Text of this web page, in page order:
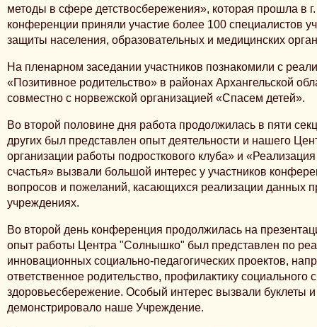
методы в сфере детствосбережения», которая прошла в
конференции приняли участие более 100 специалистов
защиты населения, образовательных и медицинских
На пленарном заседании участников познакомили с
«Позитивное родительство» в районах Архангельской
совместно с норвежской организацией «Спасем детей».
Во второй половине дня работа продолжилась в пяти
других был представлен опыт деятельности и нашего
организации работы подросткового клуба» и
счастья» вызвали большой интерес у участников
вопросов и пожеланий, касающихся реализации данных
учреждениях.
Во второй день конференция продолжилась на
опыт работы Центра "Солнышко" был представлен по
инновационных социально-педагогических проектов,
ответственное родительство, профилактику социального
здоровьесбережение. Особый интерес вызвали буклеты
демонстрировало наше Учреждение.